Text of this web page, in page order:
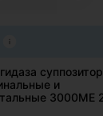
и
3000МЕ